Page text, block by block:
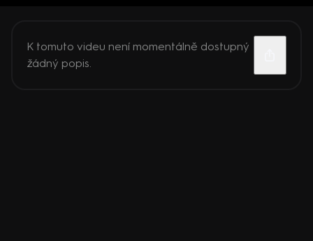
K tomuto videu není momentálně dostupný
žádný popis.